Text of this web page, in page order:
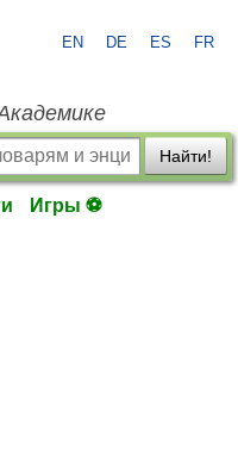
EN DE ES FR
Найти!
Игры ⚽